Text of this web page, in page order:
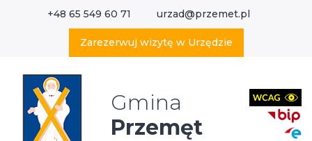
+48 65 549 60 71 urzad@przemet.pl
Zarezerwuj wizytę w Urzędzie
Gmina
Przemęt
Wyszukaj w serwisie